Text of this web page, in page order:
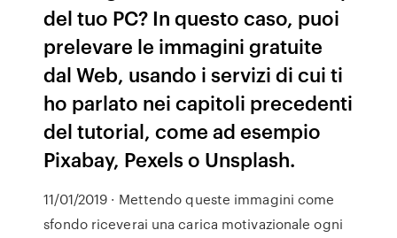
del tuo PC? In questo caso, puoi
prelevare le immagini gratuite
dal Web, usando i servizi di cui ti
ho parlato nei capitoli precedenti
del tutorial, come ad esempio
Pixabay, Pexels o Unsplash.
11/01/2019 · Mettendo queste immagini come
sfondo riceverai una carica motivazionale ogni